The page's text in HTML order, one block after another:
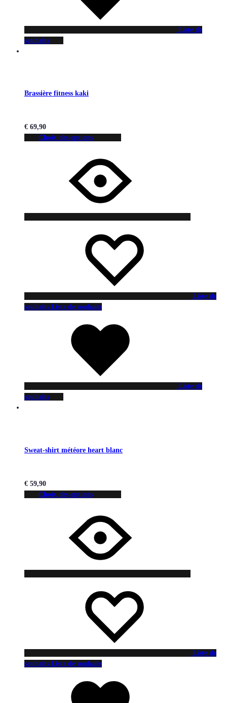
Liste de
souhaits
Brassière fitness kaki
€ 69,90
Choix des options
Liste de
souhaits Liste de souhaits
Liste de
souhaits
Sweat-shirt météore heart blanc
€ 59,90
Choix des options
Liste de
souhaits Liste de souhaits